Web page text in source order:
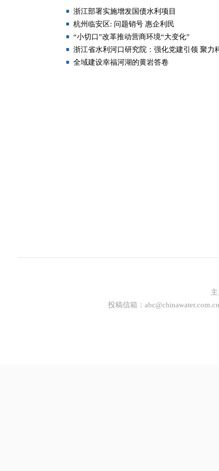
浙江部署实施增发国债水利项目
杭州临安区: 问题销号 惠企利民
“小切口”改革推动营商环境“大变化”
浙江省水利河口研究院：强化党建引领 聚力
全域建设幸福河湖的黄岩答卷
投稿信箱： abc@chinawater.com.cn